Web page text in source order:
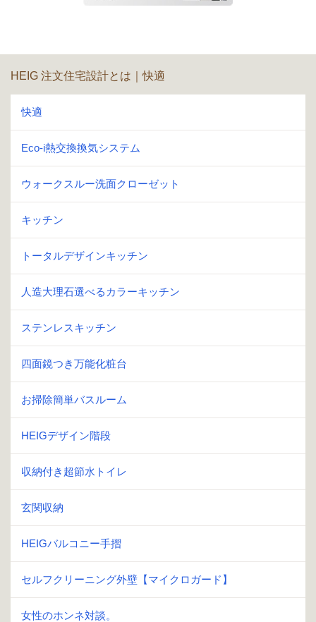
HEIG 注文住宅設計とは｜快適
快適
Eco-i熱交換換気システム
ウォークスルー洗面クローゼット
キッチン
トータルデザインキッチン
人造大理石選べるカラーキッチン
ステンレスキッチン
四面鏡つき万能化粧台
お掃除簡単バスルーム
HEIGデザイン階段
収納付き超節水トイレ
玄関収納
HEIGバルコニー手摺
セルフクリーニング外壁【マイクロガード】
女性のホンネ対談。